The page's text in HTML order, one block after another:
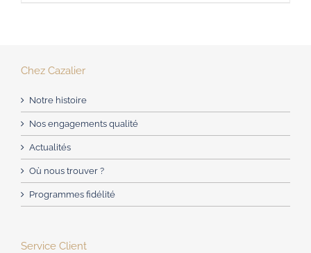
Chez Cazalier
Notre histoire
Nos engagements qualité
Actualités
Où nous trouver ?
Programmes fidélité
Service Client